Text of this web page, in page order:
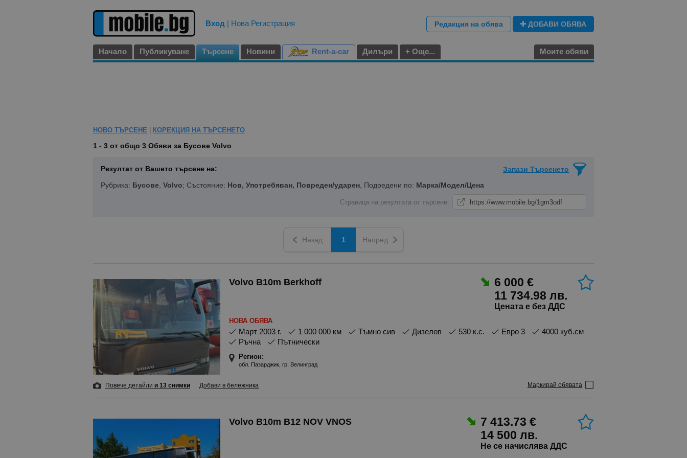
Вход | Нова Регистрация Редакция на обява ДОБАВИ ОБЯВА
Начало Публикуване Търсене Новини Rent-a-car Дилъри + Още... Моите обяви
НОВО ТЪРСЕНЕ КОРЕКЦИЯ НА ТЪРСЕНЕТО
1 - 3 от общо 3 Обяви за Бусове Volvo
Резултат от Вашето търсене на:
Запази Търсенето
Рубрика: Бусове, Volvo; Състояние: Нов, Употребяван, Повреден/ударен, Подредени по: Марка/Модел/Цена
Страница на резултата от търсене:
Назад 1 Напред
Volvo B10m Berkhoff
6 000 €
11 734.98 лв.
Цената е без ДДС
НОВА ОБЯВА
март 2003 г. 1 000 000 км Тъмно сив Дизелов 530 к.с. Евро 3
4000 куб.см
Ръчна
Пътнически
Регион:
обл. Пазарджик, гр. Велинград
Повече детайли и 13 снимки Добави в бележника Маркирай обявата
Volvo B10m B12 NOV VNOS
7 413.73 €
14 500 лв.
Не се начислява ДДС